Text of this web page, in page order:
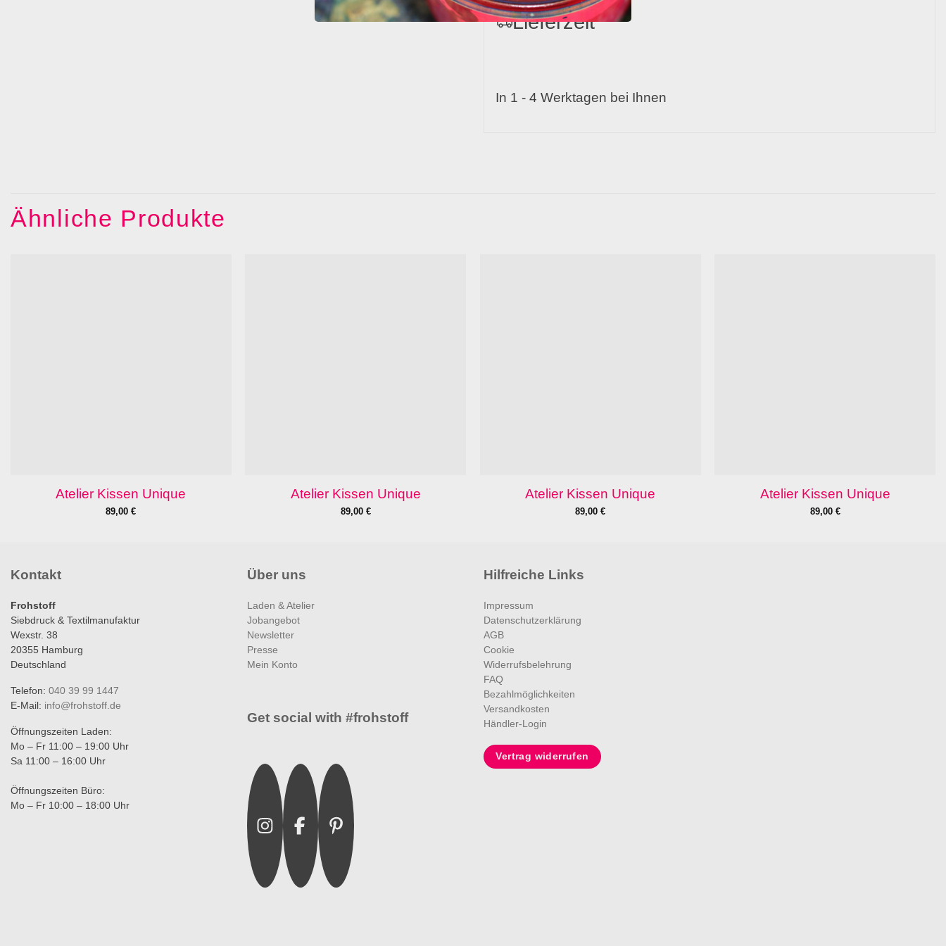
Lieferzeit
In 1 - 4 Werktagen bei Ihnen
Ähnliche Produkte
Atelier Kissen Unique
89,00€
Atelier Kissen Unique
89,00 €
Atelier Kissen Unique
89,00€
Atelier Kissen Unique
89,00 €
Kontakt
Frohstoff
Siebdruck & Textilmanufaktur
Wexstr. 38
20355 Hamburg
Deutschland
Telefon: 040 39 99 1447
E-Mail: info@frohstoff.de
Öffnungszeiten Laden:
Mo – Fr 11:00 – 19:00 Uhr
Sa 11:00 – 16:00 Uhr
Öffnungszeiten Büro:
Mo – Fr 10:00 – 18:00 Uhr
Über uns
Laden & Atelier
Jobangebot
Newsletter
Presse
Mein Konto
Get social with #frohstoff
InstagramFacebookPinterest
Hilfreiche Links
Impressum
Datenschutzerklärung
AGB
Cookie
Widerrufsbelehrung
FAQ
Bezahlmöglichkeiten
Versandkosten
Händler-Login
Vertrag widerrufen